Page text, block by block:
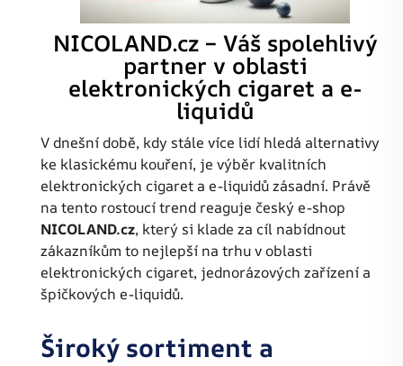
NICOLAND.cz – Váš spolehlivý
partner v oblasti
elektronických cigaret a e-
liquidů
V dnešní době, kdy stále více lidí hledá alternativy
ke klasickému kouření, je výběr kvalitních
elektronických cigaret a e-liquidů zásadní. Právě
na tento rostoucí trend reaguje český e-shop
NICOLAND.cz, který si klade za cíl nabídnout
zákazníkům to nejlepší na trhu v oblasti
elektronických cigaret, jednorázových zařízení a
špičkových e-liquidů.
Široký sortiment a